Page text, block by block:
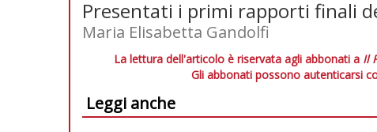
Presentati i primi rapporti finali
Maria Elisabetta Gandolfi
La lettura dell'articolo è riservata agli abbonati a Il
Gli abbonati possono autenticarsi
Leggi anche